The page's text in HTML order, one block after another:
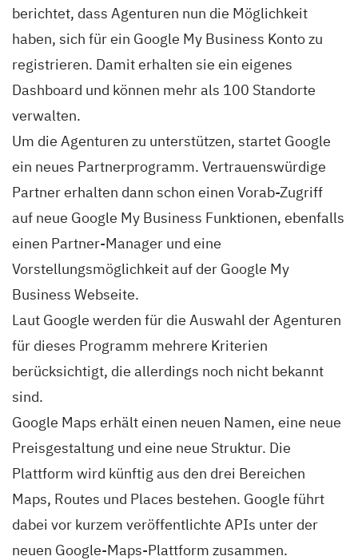
berichtet, dass Agenturen nun die Möglichkeit
haben, sich für ein Google My Business Konto zu
registrieren. Damit erhalten sie ein eigenes
Dashboard und können mehr als 100 Standorte
verwalten.
Um die Agenturen zu unterstützen, startet Google
ein neues Partnerprogramm. Vertrauenswürdige
Partner erhalten dann schon einen Vorab-Zugriff
auf neue Google My Business Funktionen, ebenfalls
einen Partner-Manager und eine
Vorstellungsmöglichkeit auf der Google My
Business Webseite.
Laut Google werden für die Auswahl der Agenturen
für dieses Programm mehrere Kriterien
berücksichtigt, die allerdings noch nicht bekannt
sind.
Google Maps erhält einen neuen Namen, eine neue
Preisgestaltung und eine neue Struktur. Die
Plattform wird künftig aus den drei Bereichen
Maps, Routes und Places bestehen. Google führt
dabei vor kurzem veröffentlichte APIs unter der
neuen Google-Maps-Plattform zusammen.